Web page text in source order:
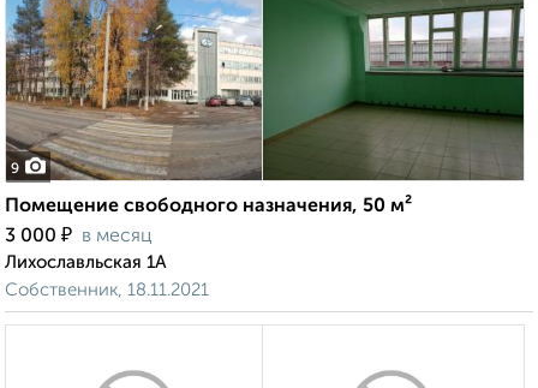
9
Помещение свободного назначения, 50 м²
3 000 ₽ в месяц
Лихославльская 1А
Собственник, 18.11.2021